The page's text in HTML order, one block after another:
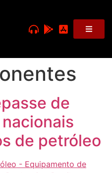
de
de petróleo